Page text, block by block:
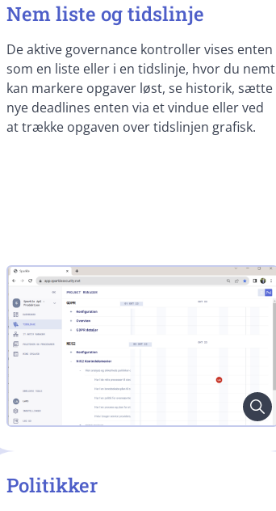
Nem liste og tidslinje
De aktive governance kontroller vises enten
som en liste eller i en tidslinje, hvor du nemt
kan markere opgaver løst, se historik, sætte
nye deadlines enten via et vindue eller ved
at trække opgaven over tidslinjen grafisk.
Politikker